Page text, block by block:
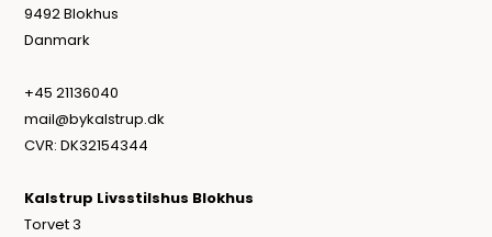
9492 Blokhus
Danmark
+45 21136040
mail@bykalstrup.dk
CVR: DK32154344
Kalstrup Livsstilshus Blokhus
Torvet 3